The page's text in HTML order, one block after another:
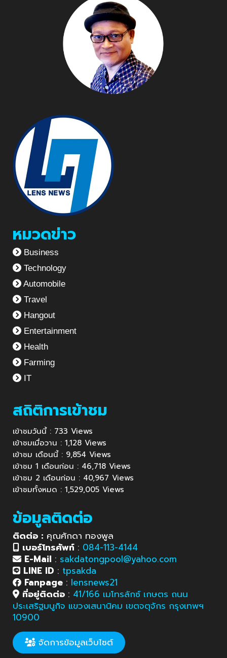
หมวดข่าว
Business
Technology
Automobile
Travel
Hangout
Entertainment
Health
Farming
IT
สถิติการเข้าชม
เข้าชมวันนี้ : 733 Views
เข้าชมเมื่อวาน : 1,128 Views
เข้าชม เดือนนี้ : 9,854 Views
เข้าชม 1 เดือนก่อน : 46,718 Views
เข้าชม 2 เดือนก่อน : 40,967 Views
เข้าชมทั้งหมด : 1,529,005 Views
ข้อมูลติดต่อ
ติดต่อ : คุณศักดา ทองพูล
เบอร์โทรศัพท์ : 084-113-4144
E-Mail : sakdatongpool@yahoo.com
LINE ID : tpsakda
Fanpage : lensnews21
ที่อยู่ติดต่อ : 41/166 เมโทรลักซ์ เกษตร ถนน
ประเสริฐมนูกิจ แขวงเสนานิคม เขตจตุจักร กรุงเทพฯ
10900
จัดการข้อมูลเว็บไซต์